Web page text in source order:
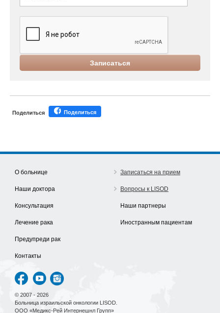
Записаться
Поделиться Поделиться
О больнице
Наши доктора
Консультация
Лечение рака
Предупреди рак
Контакты
Записаться на прием
Вопросы к LISOD
Наши партнеры
Иностранным пациентам
© 2007 - 2026
Больница израильской онкологии LISOD.
ООО «Медикс-Рей Интернешнл Групп»